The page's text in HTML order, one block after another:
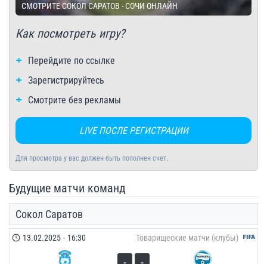
СМОТРИТЕ СОКОЛ САРАТОВ - СОЧИ ОНЛАЙН
Как посмотреть игру?
Перейдите по ссылке
Зарегистрируйтесь
Смотрите без рекламы
LIVE ПОСЛЕ РЕГИСТРАЦИИ
Для просмотра у вас должен быть пополнен счет.
Будущие матчи команд
Сокол Саратов
Товарищеские матчи (клубы)
13.02.2025 - 16:30